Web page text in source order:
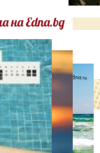
на Edna.bg